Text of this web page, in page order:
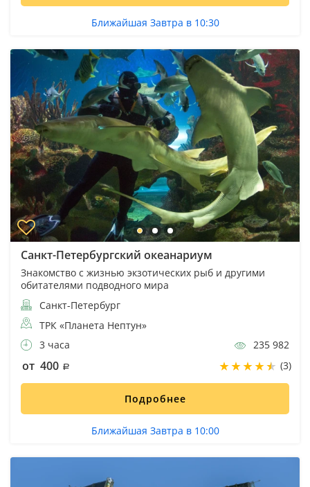
Ближайшая Завтра в 10:30
Санкт-Петербургский океанариум
Знакомство с жизнью экзотических рыб и другими
обитателями подводного мира
Санкт-Петербург
ТРК «Планета Нептун»
3 часа
235 982
от 400 (3)
Подробнее
Ближайшая Завтра в 10:00